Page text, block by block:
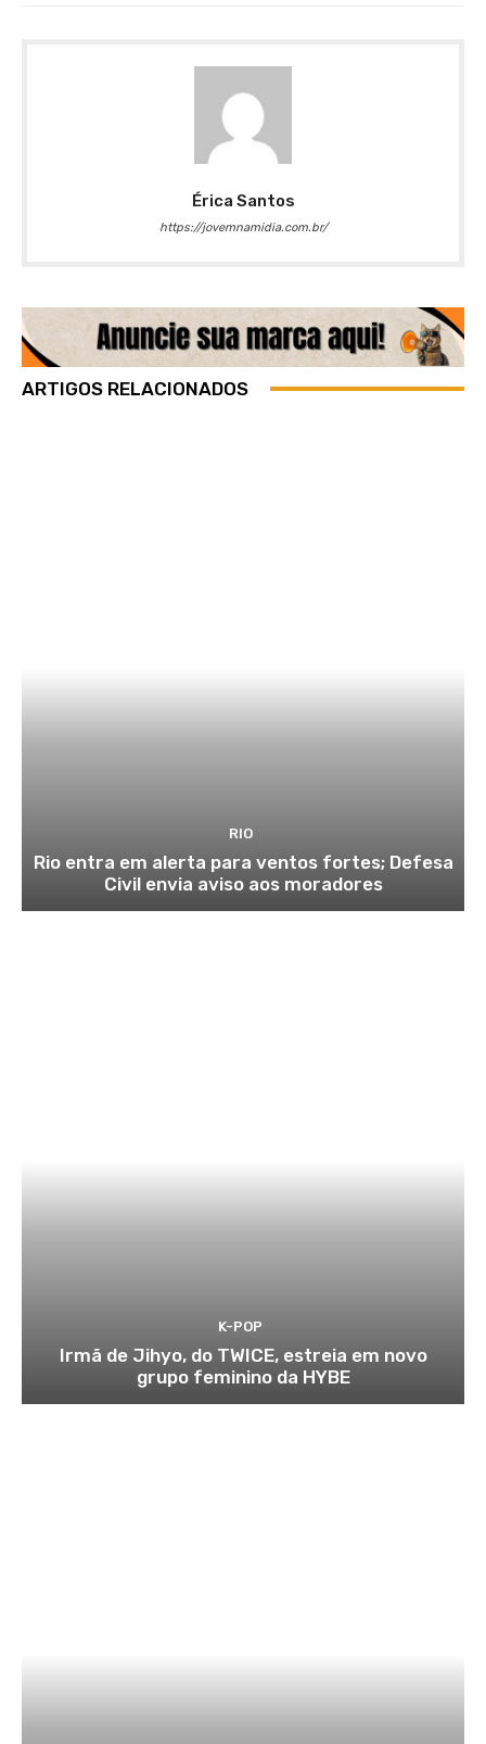
Érica Santos
https://jovemnamidia.com.br/
ARTIGOS RELACIONADOS
RIO
Rio entra em alerta para ventos fortes; Defesa
Civil envia aviso aos moradores
K-POP
Irmã de Jihyo, do TWICE, estreia em novo
grupo feminino da HYBE